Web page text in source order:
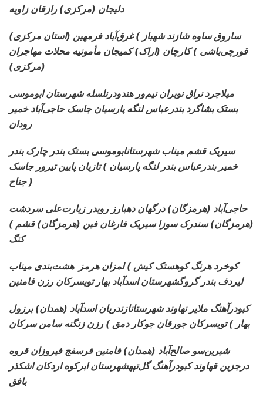
دلیجان (مرکزی) رازقان زاویه
(استان مرکزی) ساروق ساوه شازند شهباز )غرق‌آباد فرمهین
قورچی‌باشی ) کارچان (اراک) کمیجان مأمونیه محلات مهاجران
(مرکزی)
میلاجرد نراق نوبران نیم‌ور هندودرنلسلهشهرستان ابوموسی
بستک بشاگرد بندرعباس لنگه پارسیان جاسک حاجی‌آباد خمیر
رودان
سیریک قشم میناب شهرستانابوموسیبستک بندر چارک بندر
خمیر بندرعباس بندر لنگه پارسیان ) تازیان پایین تیرور جاسک
جناح )
حاجی‌آباد (هرمزگان) درگهان دهبارز رویدرزیارت‌علی سردشت
(هرمزگان) سندرک سوزا سیریک فارغان فین (هرمزگان) قشم )
کنگ
کوخرد هرنگ کوهستک کیش ) لمزان هرمزهشت‌بندی میناب
لیردف بندر گروگشهرستان اسدآباد بهار تویسرکان رزن فامنین
کبودرآهنگ ملایر نهاوند شهرستانازندریان اسدآباد (همدان) برزول
بهار ) تویسرکان جورقان جوکار دمق ) رزن زنگنه سامن سرکان
شیرین‌سو صالح‌آباد (همدان) فامنین فرسفج فیروزانقروه
درجزین قهاوند کبودرآهنگ گل‌تپهشهرستان ابرکوه اردکان اشکذر
بافق